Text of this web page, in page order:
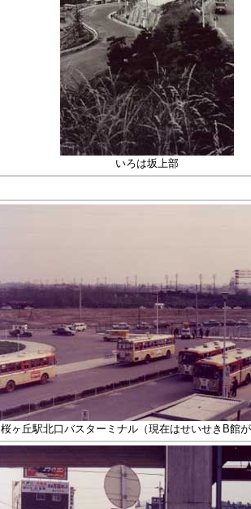
いろは坂上部
桜ヶ丘駅北口バスターミナル（現在はせいせきB